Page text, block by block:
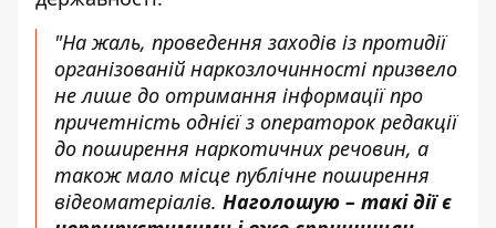
"На жаль, проведення заходів із протидії
організованій наркозлочинності призвело
не лише до отримання інформації про
причетність однієї з операторок редакції
до поширення наркотичних речовин, а
також мало місце публічне поширення
відеоматеріалів. Наголошую – такі дії є